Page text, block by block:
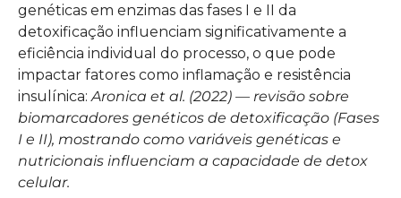
genéticas em enzimas das fases I e II da
detoxificação influenciam significativamente a
eficiência individual do processo, o que pode
impactar fatores como inflamação e resistência
insulínica: Aronica et al. (2022) — revisão sobre
biomarcadores genéticos de detoxificação (Fases
I e II), mostrando como variáveis genéticas e
nutricionais influenciam a capacidade de detox
celular.